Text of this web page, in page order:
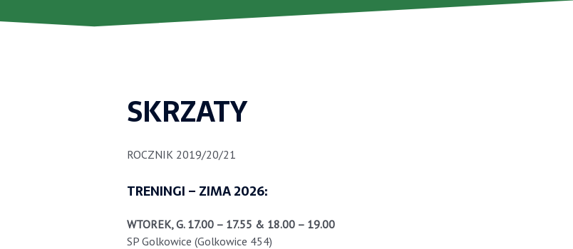
SKRZATY
ROCZNIK 2019/20/21
TRENINGI – ZIMA 2026:
WTOREK, G. 17.00 – 17.55 & 18.00 – 19.00
SP Golkowice (Golkowice 454)